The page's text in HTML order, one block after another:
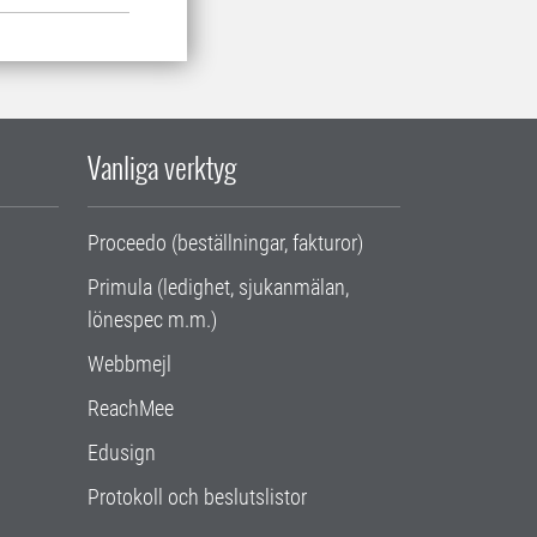
Vanliga verktyg
Proceedo (beställningar, fakturor)
Primula (ledighet, sjukanmälan,
lönespec m.m.)
Webbmejl
ReachMee
Edusign
Protokoll och beslutslistor